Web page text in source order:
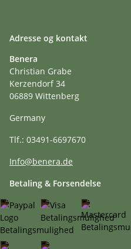
Adresse og kontakt
Benera
Christian Grabe
Kerzendorf 34
06889 Wittenberg
Germany
Tlf.: 03491-6697670
Info@benera.de
Betaling & Forsendelse